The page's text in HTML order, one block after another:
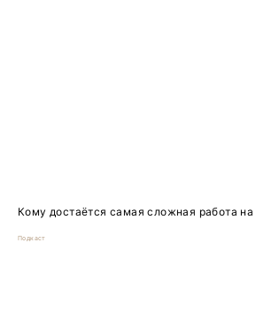
Кому достаётся самая сложная работа
Подкаст